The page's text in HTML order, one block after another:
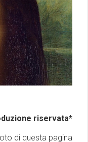
riservata*
di questa pagina